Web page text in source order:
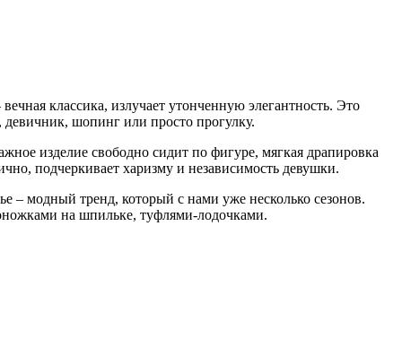
классика, излучает утонченную элегантность. Это
шопинг или просто прогулку.
изделие свободно сидит по фигуре, мягкая драпировка
подчеркивает харизму и независимость девушки.
– модный тренд, который с нами уже несколько сезонов.
на шпильке, туфлями-лодочками.